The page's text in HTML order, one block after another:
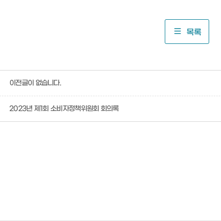
목록
이전글이 없습니다.
2023년 제1회 소비자정책위원회 회의록